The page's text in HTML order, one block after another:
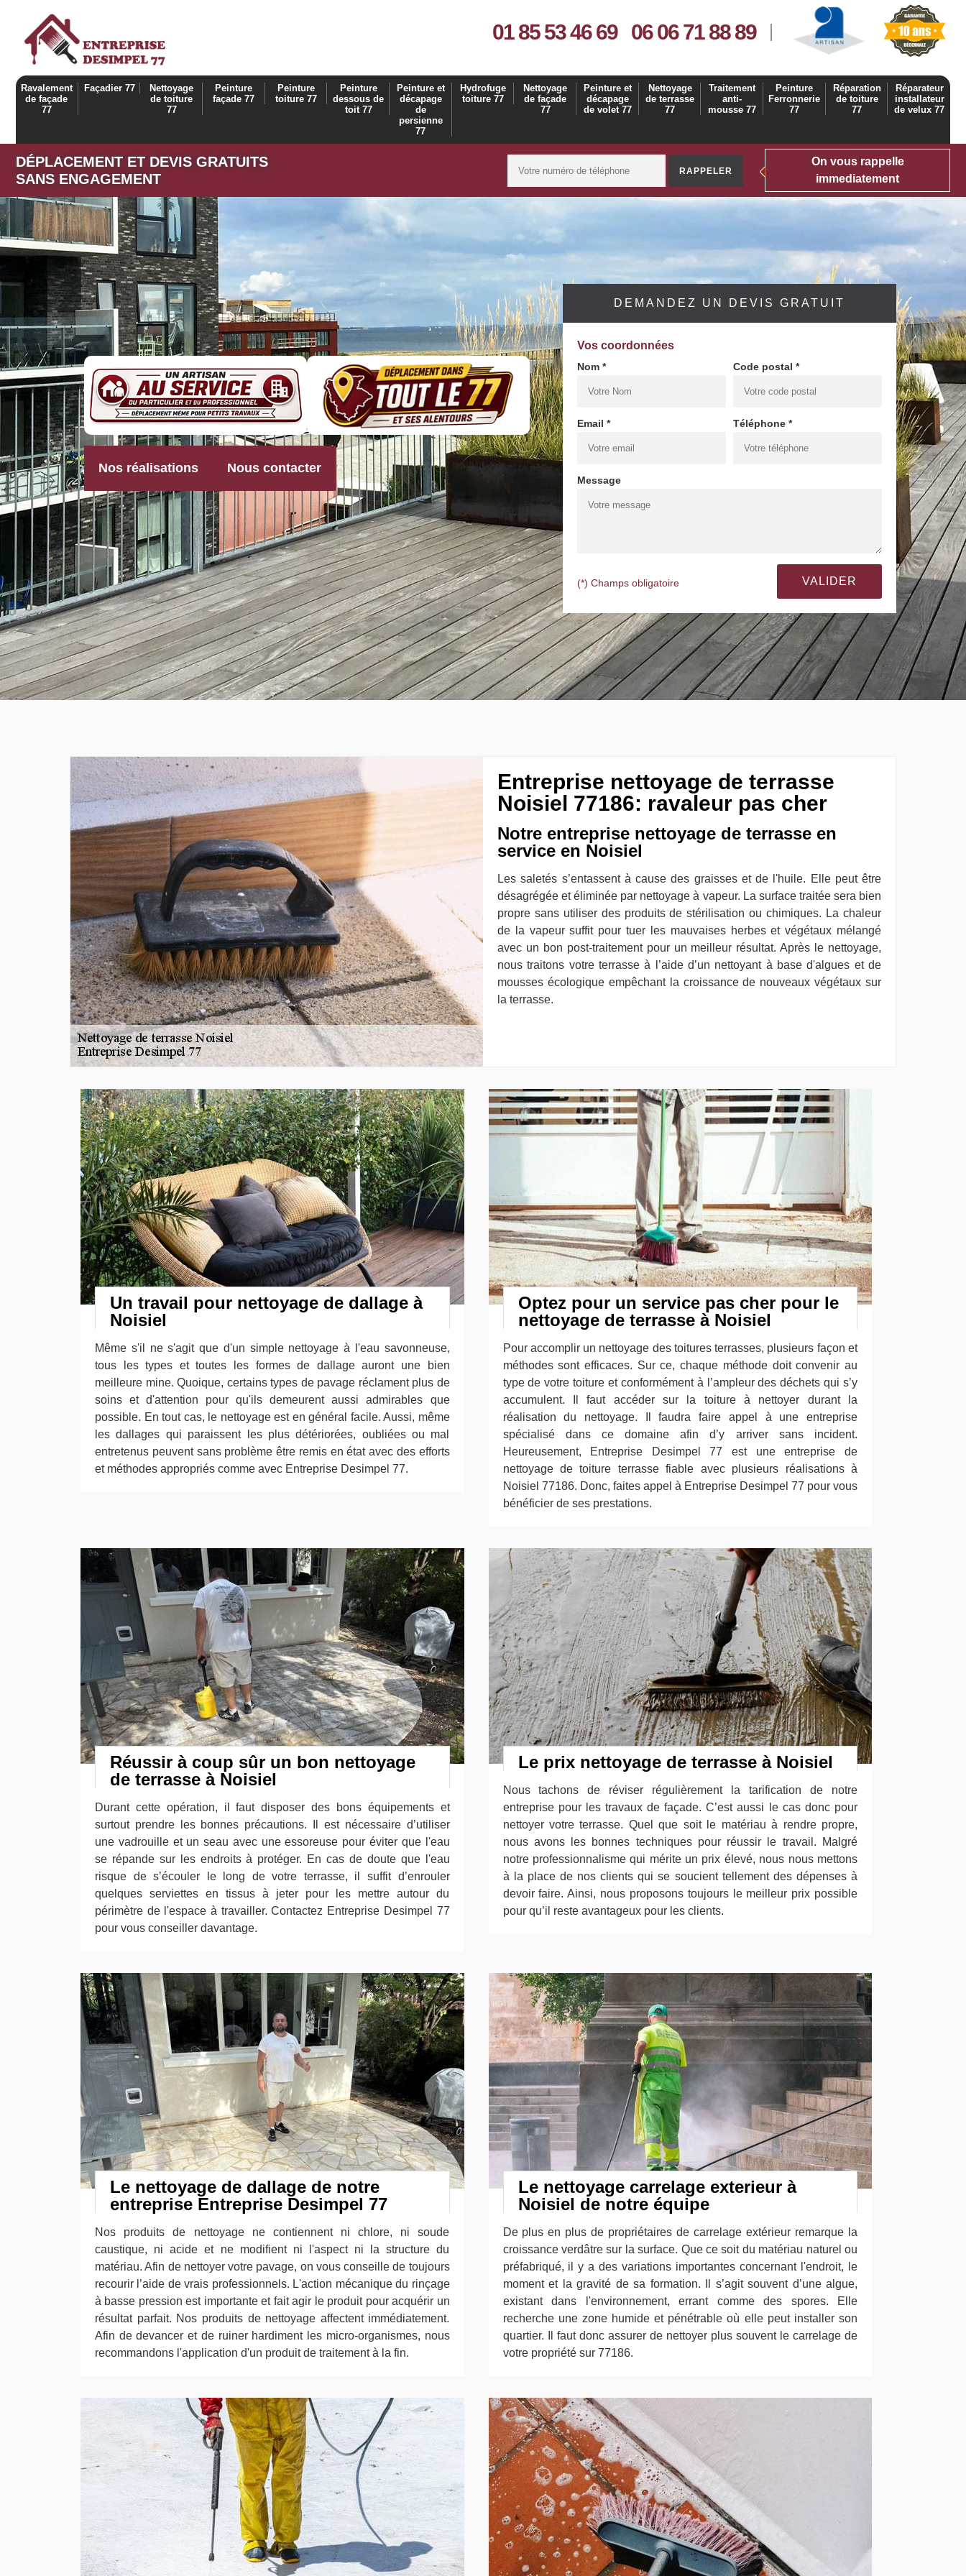
01 85 53 46 69 06 06 71 88 89
Ravalement
de façade
77
Façadier 77
Nettoyage
de toiture
77
Peinture
façade 77
Peinture
toiture 77
Peinture
dessous de
toit 77
Peinture et
décapage
de
persienne
77
Hydrofuge
toiture 77
Nettoyage
de façade
77
Peinture et
décapage
de volet 77
Nettoyage
de terrasse
77
Traitement
anti-
mousse 77
Peinture
Ferronnerie
77
Réparation
de toiture
77
Réparateur
installateur
de velux 77
DÉPLACEMENT ET DEVIS GRATUITS
SANS ENGAGEMENT
On vous rappelle
immediatement
Nos réalisations Nous contacter
DEMANDEZ UN DEVIS GRATUIT
Vos coordonnées
Nom * Code postal *
Email * Téléphone *
Message
(*) Champs obligatoire
Entreprise nettoyage de terrasse
Noisiel 77186: ravaleur pas cher
Notre entreprise nettoyage de terrasse en
service en Noisiel
Les saletés s’entassent à cause des graisses et de l'huile. Elle peut être
désagrégée et éliminée par nettoyage à vapeur. La surface traitée sera bien
propre sans utiliser des produits de stérilisation ou chimiques. La chaleur
de la vapeur suffit pour tuer les mauvaises herbes et végétaux mélangé
avec un bon post-traitement pour un meilleur résultat. Après le nettoyage,
nous traitons votre terrasse à l’aide d’un nettoyant à base d'algues et de
mousses écologique empêchant la croissance de nouveaux végétaux sur
la terrasse.
Un travail pour nettoyage de dallage à
Noisiel
Même s'il ne s'agit que d'un simple nettoyage à l'eau savonneuse,
tous les types et toutes les formes de dallage auront une bien
meilleure mine. Quoique, certains types de pavage réclament plus de
soins et d'attention pour qu'ils demeurent aussi admirables que
possible. En tout cas, le nettoyage est en général facile. Aussi, même
les dallages qui paraissent les plus détériorées, oubliées ou mal
entretenus peuvent sans problème être remis en état avec des efforts
et méthodes appropriés comme avec Entreprise Desimpel 77.
Optez pour un service pas cher pour le
nettoyage de terrasse à Noisiel
Pour accomplir un nettoyage des toitures terrasses, plusieurs façon et
méthodes sont efficaces. Sur ce, chaque méthode doit convenir au
type de votre toiture et conformément à l’ampleur des déchets qui s’y
accumulent. Il faut accéder sur la toiture à nettoyer durant la
réalisation du nettoyage. Il faudra faire appel à une entreprise
spécialisé dans ce domaine afin d’y arriver sans incident.
Heureusement, Entreprise Desimpel 77 est une entreprise de
nettoyage de toiture terrasse fiable avec plusieurs réalisations à
Noisiel 77186. Donc, faites appel à Entreprise Desimpel 77 pour vous
bénéficier de ses prestations.
Réussir à coup sûr un bon nettoyage
de terrasse à Noisiel
Durant cette opération, il faut disposer des bons équipements et
surtout prendre les bonnes précautions. Il est nécessaire d’utiliser
une vadrouille et un seau avec une essoreuse pour éviter que l'eau
se répande sur les endroits à protéger. En cas de doute que l'eau
risque de s’écouler le long de votre terrasse, il suffit d’enrouler
quelques serviettes en tissus à jeter pour les mettre autour du
périmètre de l'espace à travailler. Contactez Entreprise Desimpel 77
pour vous conseiller davantage.
Le prix nettoyage de terrasse à Noisiel
Nous tachons de réviser régulièrement la tarification de notre
entreprise pour les travaux de façade. C’est aussi le cas donc pour
nettoyer votre terrasse. Quel que soit le matériau à rendre propre,
nous avons les bonnes techniques pour réussir le travail. Malgré
notre professionnalisme qui mérite un prix élevé, nous nous mettons
à la place de nos clients qui se soucient tellement des dépenses à
devoir faire. Ainsi, nous proposons toujours le meilleur prix possible
pour qu’il reste avantageux pour les clients.
Le nettoyage de dallage de notre
entreprise Entreprise Desimpel 77
Nos produits de nettoyage ne contiennent ni chlore, ni soude
caustique, ni acide et ne modifient ni l'aspect ni la structure du
matériau. Afin de nettoyer votre pavage, on vous conseille de toujours
recourir l’aide de vrais professionnels. L'action mécanique du rinçage
à basse pression est importante et fait agir le produit pour acquérir un
résultat parfait. Nos produits de nettoyage affectent immédiatement.
Afin de devancer et de ruiner hardiment les micro-organismes, nous
recommandons l'application d'un produit de traitement à la fin.
Le nettoyage carrelage exterieur à
Noisiel de notre équipe
De plus en plus de propriétaires de carrelage extérieur remarque la
croissance verdâtre sur la surface. Que ce soit du matériau naturel ou
préfabriqué, il y a des variations importantes concernant l'endroit, le
moment et la gravité de sa formation. Il s’agit souvent d’une algue,
existant dans l'environnement, errant comme des spores. Elle
recherche une zone humide et pénétrable où elle peut installer son
quartier. Il faut donc assurer de nettoyer plus souvent le carrelage de
votre propriété sur 77186.